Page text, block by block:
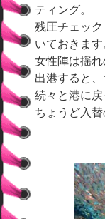
ティング。
残圧チェッ
いておきます
女性陣は揺れ
出港すると
続々と港に戻
ちょうど入